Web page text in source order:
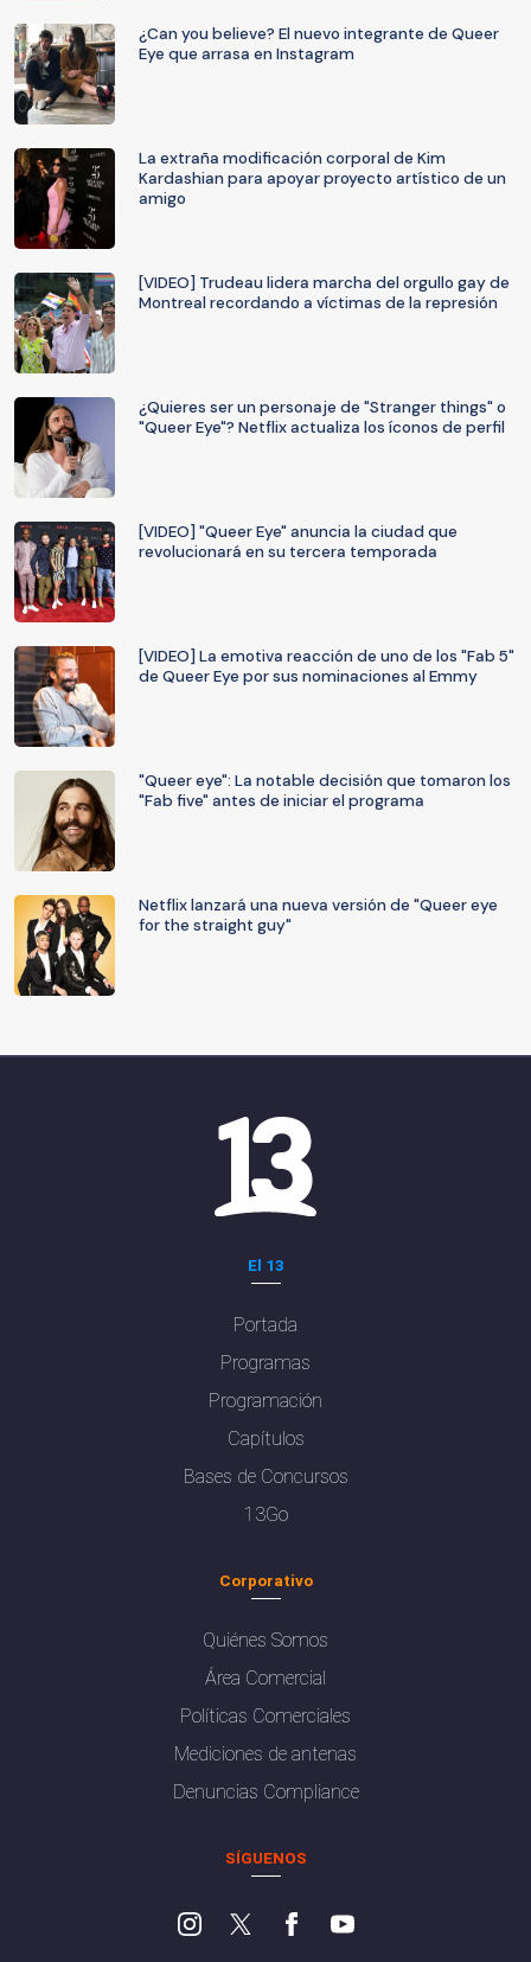
¿Can you believe? El nuevo integrante de Queer
Eye que arrasa en Instagram
La extraña modificación corporal de Kim
Kardashian para apoyar proyecto artístico de un
amigo
[VIDEO] Trudeau lidera marcha del orgullo gay de
Montreal recordando a víctimas de la represión
¿Quieres ser un personaje de "Stranger things" o
"Queer Eye"? Netflix actualiza los íconos de perfil
[VIDEO] "Queer Eye" anuncia la ciudad que
revolucionará en su tercera temporada
[VIDEO] La emotiva reacción de uno de los "Fab 5"
de Queer Eye por sus nominaciones al Emmy
"Queer eye": La notable decisión que tomaron los
"Fab five" antes de iniciar el programa
Netflix lanzará una nueva versión de "Queer eye
for the straight guy"
El 13
Portada
Programas
Programación
Capítulos
Bases de Concursos
13Go
Corporativo
Quiénes Somos
Área Comercial
Políticas Comerciales
Mediciones de antenas
Denuncias Compliance
SÍGUENOS